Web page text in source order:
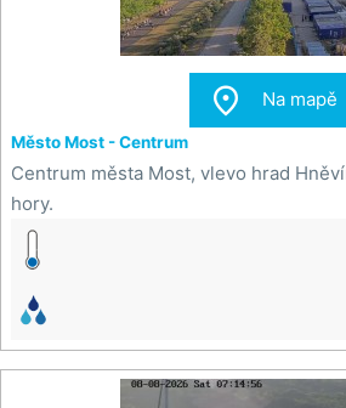
 Na mapě
Město Most - Centrum
Centrum města Most, vlevo hrad
hory.